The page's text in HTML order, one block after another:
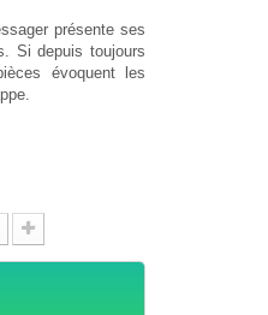
présente ses
Si depuis toujours
évoquent les